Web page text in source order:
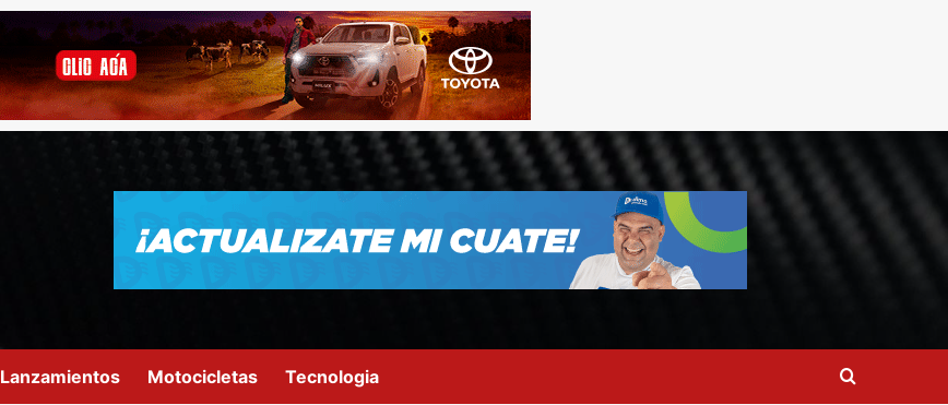
Lanzamientos Motocicletas Tecnologia